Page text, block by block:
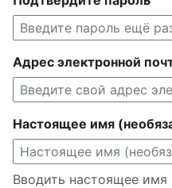
Адрес электронной
Настоящее имя
Вводить настоящее имя